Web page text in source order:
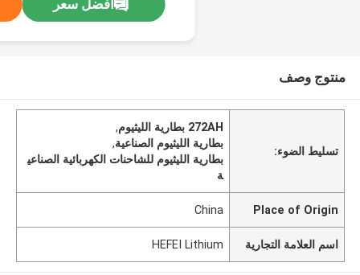
افضل سعر
منتوج وصف
تسليط الضوء:
272AH بطارية الليثيوم
,
بطارية الليثيوم الصناعية,
بطارية الليثيوم للشاحنات الكهربائية الصناعي
ة
Place of Origin
China
اسم العلامة التجارية HEFEI Lithium